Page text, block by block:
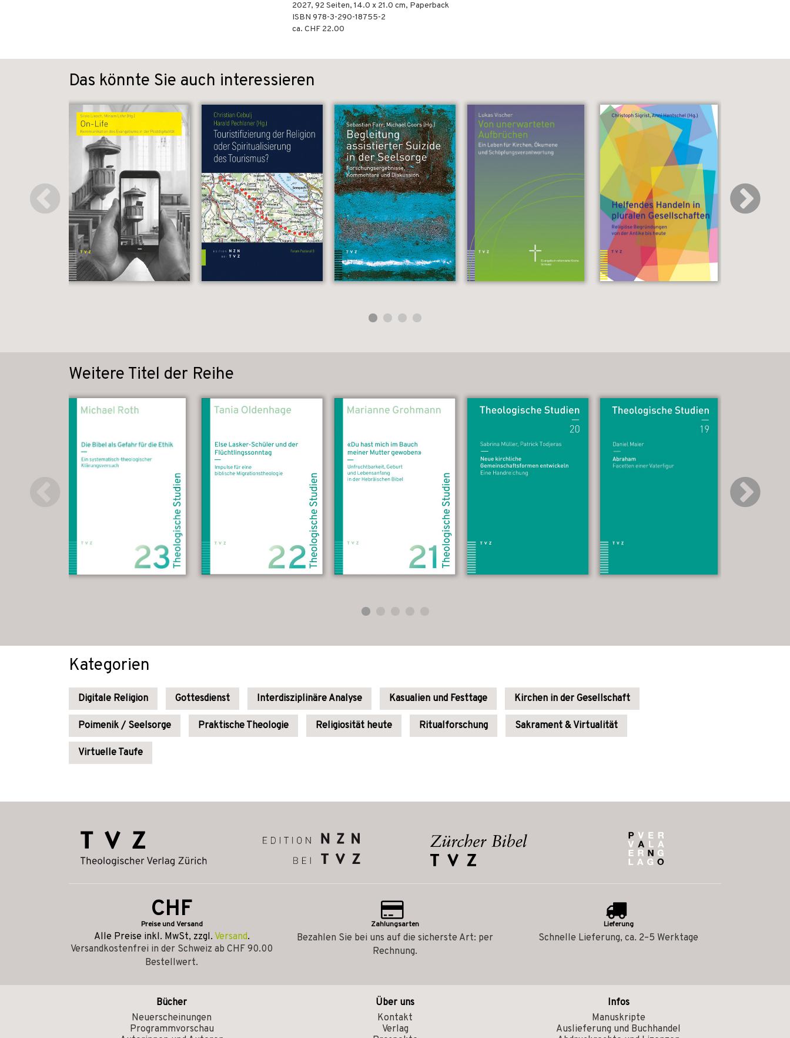
2027, 92 Seiten, 14.0 x 21.0 cm, Paperback
ISBN 978-3-290-18755-2
ca. CHF 22.00
Das könnte Sie auch interessieren
Weitere Titel der Reihe
Kategorien
Digitale Religion Gottesdienst Interdisziplinäre Analyse Kasualien und Festtage Kirchen in der Gesellschaft
Poimenik / Seelsorge Praktische Theologie Religiosität heute Ritualforschung Sakrament & Virtualität
Virtuelle Taufe
CHF
Preise und Versand
Alle Preise inkl. MwSt, zzgl. Versand.
Versandkostenfrei in der Schweiz ab CHF 90.00
Bestellwert.
Zahlungsarten
Bezahlen Sie bei uns auf die sicherste Art: per
Rechnung.
Lieferung
Schnelle Lieferung, ca. 2–5 Werktage
Bücher
Neuerscheinungen
Programmvorschau
Über uns
Kontakt
Verlag
Infos
Manuskripte
Auslieferung und Buchhandel